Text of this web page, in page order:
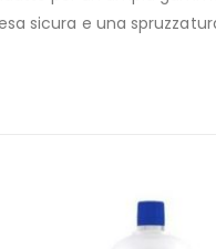
sicura e una